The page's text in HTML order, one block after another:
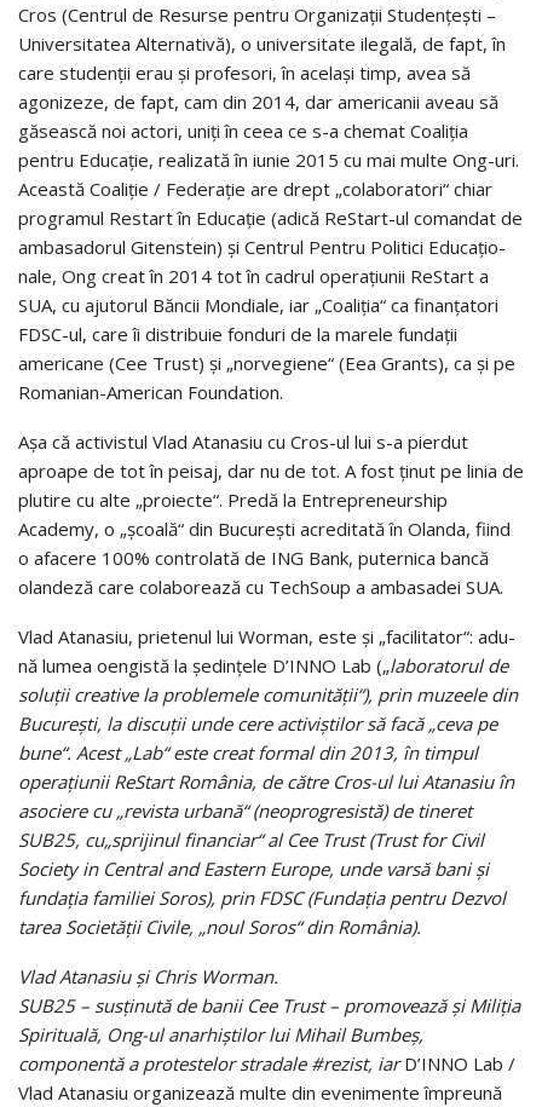
Cros (Centrul de Resurse pentru Organizaţii Studenţeşti –
Universitatea Alter­na­­­tivă), o universitate ile­ga­lă, de fapt, în
care studenţii erau şi profesori, în ace­­laşi timp, avea să
agonizeze, de fapt, cam din 2014, dar americanii aveau să
găsească noi actori, uniţi în ceea ce s-a chemat Coaliţia
pentru Edu­ca­ţie, realizată în iunie 2015 cu mai multe Ong-uri.
Această Coaliţie / Fe­de­ra­­ţie are drept „colaboratori“ chiar
programul Restart în Educaţie (adi­­că ReStart-ul comandat de
ambasadorul Gitenstein) şi Centrul Pentru Politici Edu­ca­ţi­o­
nale, Ong creat în 2014 tot în cadrul operaţiunii ReStart a
SUA, cu aju­to­rul Băncii Mondiale, iar „Coaliţia“ ca finanţatori
FDSC-ul, care îi distribuie fonduri de la marele fundaţii
americane (Cee Trust) şi „norvegiene“ (Eea Grants), ca şi pe
Romanian-American Foundation.
Aşa că activistul Vlad Atanasiu cu Cros-ul lui s-a pierdut
aproape de tot în peisaj, dar nu de tot. A fost ţinut pe linia de
plutire cu alte „pro­iecte“. Predă la Entrepreneurship
Academy, o „şcoală“ din Bucureşti acre­di­tată în Olanda, fiind
o afacere 100% controlată de ING Bank, puternica bancă
olandeză care colaborează cu TechSoup a ambasadei SUA.
Vlad Atanasiu, prietenul lui Worman, este şi „facilitator“: adu­
nă lumea oengistă la şedinţele D’INNO Lab („laboratorul de
soluţii cre­ative la proble­mele comunităţii“), prin muzeele din
Bucureşti, la discuţii unde cere acti­viş­tilor să facă „ceva pe
bune“. Acest „Lab“ este creat formal din 2013, în timpul
operaţiunii ReStart România, de către Cros-ul lui Atanasiu în
aso­ci­ere cu„revista urbană“ (neoprogresistă) de tineret
SUB25, cu„sprijinul financiar“ al CeeTrust (Trust for Civil
Society in Central and Eastern Europe, unde varsă bani şi
fundaţia familiei Soros), prin FDSC (Fundaţia pentru Dezvol­
tarea Societăţii Civile, „noul Soros“ din România).
Vlad Atanasiu și Chris Worman.
SUB25 – susţinută de banii Cee Trust – promovează şi Miliţia
Spiri­tu­a­lă, Ong-ul anarhiştilor lui Mihail Bumbeş,
componentă a protestelor stradale #rezist, iarD’INNO Lab /
Vlad Atanasiu organizează multe din evenimente îm­preună